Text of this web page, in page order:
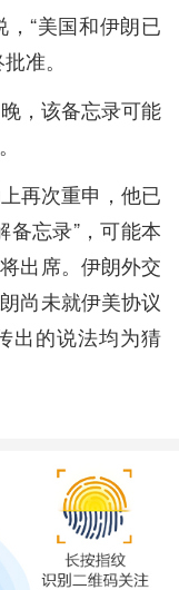
“美国和伊朗已
准。
，该备忘录可能
再次重申，他已
备忘录”，可能本
出席。伊朗外交
尚未就伊美协议
出的说法均为猜